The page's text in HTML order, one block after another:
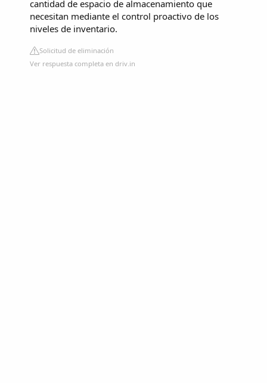
cantidad de espacio de almacenamiento que
necesitan mediante el control proactivo de los
niveles de inventario.
Solicitud de eliminación
Ver respuesta completa en driv.in